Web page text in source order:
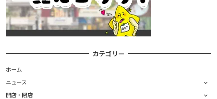
カテゴリー
ホーム
ニュース
開店・閉店